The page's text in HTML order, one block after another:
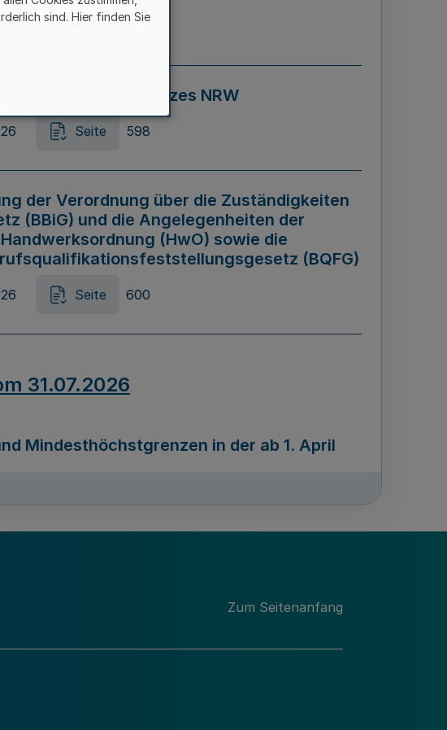
Seite 595
Casinospiel Gesetzes NRW
Seite 598
der Verordnung über die Zuständigkeiten
(BBiG) und die Angelegenheiten der
(HwO) sowie die
(BQFG)
Seite 600
31.07.2026
Mindesthöchstgrenzen in der ab 1. April
Förderprogramms „Mittelstand Innovativ &
Zum Seitenanfang
sind. Hier finden Sie